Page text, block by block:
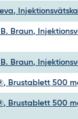
Braun,
Braun,
Brustablett 500
Brustablett 500